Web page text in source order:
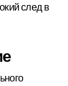
след в